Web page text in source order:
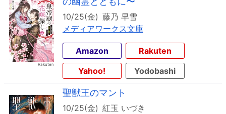
10/25(金) 藤乃 早雪
メディアワークス文庫
Amazon
Rakuten
Yahoo!
Yodobashi
聖獣王のマント
10/25(金) 紅玉 いづき